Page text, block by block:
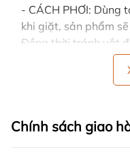
- CÁCH PHƠI: Dùng
khi giặt, sản phẩm
Đồng thời tránh vắt
- Nên phơi ở nơi có
tránh nơi có ánh
- Nên phân loại quần
Chính sách giao